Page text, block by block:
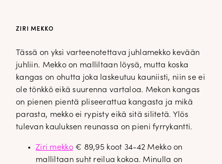
ZIRI MEKKO
Tässä on yksi varteenotettava juhlamekko kevään
juhliin. Mekko on malliltaan löysä, mutta koska
kangas on ohutta joka laskeutuu kauniisti, niin se ei
ole tönkkö eikä suurenna vartaloa. Mekon kangas
on pienen pientä pliseerattua kangasta ja mikä
parasta, mekko ei rypisty eikä sitä silitetä. Ylös
tulevan kauluksen reunassa on pieni fyrrykantti.
Ziri mekko€ 89,95 koot 34-42 Mekko on
malliltaan suht reilua kokoa. Minulla on